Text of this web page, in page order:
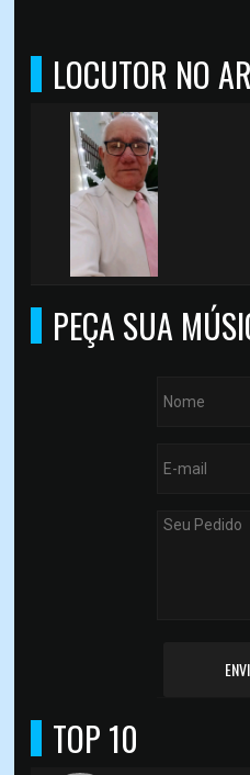
LOCUTOR NO AR
PEÇA SUA
TOP 10